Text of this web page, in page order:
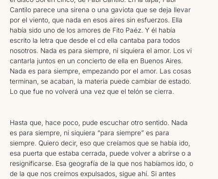
Cantilo parece una sirena o una gaviota que se deja llevar
por el viento, que nada en esos aires sin esfuerzos. Ella
había sido uno de los amores de Fito Paéz. Y él había
escrito la letra que desde el cd ella cantaba para todos
nosotros. Nada es para siempre, ni siquiera el amor. Los vi
cantarla juntos en un concierto de ella en Buenos Aires.
Nada es para siempre, empezando por el amor. Las cosas
terminan, se acaban, la materia puede cambiar de estado.
Lo que fue no volverá una vez que el telón se cierra.
Hasta que, hace poco, pude escuchar otro sentido. Nada
es para siempre, ni siquiera “para siempre” es para
siempre. Quiero decir, eso que creíamos que se había ido,
esa puerta que estaba cerrada, puede volver a abrirse o a
resignificarse. Esa geografía de la que nos habíamos ido, o
de la que nos creímos expulsados, sigue ahí. Si antes